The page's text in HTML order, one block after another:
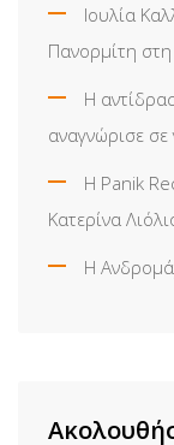
Ιουλία
Πανορμίτη
Η
αναγνώρισε σε
Η Panik
Κατερίνα
Η